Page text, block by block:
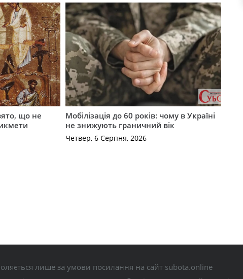
що не
Мобілізація до 60 років: чому в Україні
не знижують граничний вік
Четвер, 6 Серпня, 2026
лише за умови посилання на сайт subota.online